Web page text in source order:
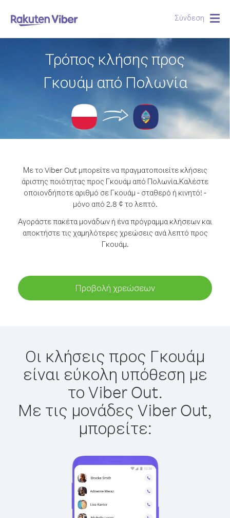
Σύνδεση
Τρόπος κλήσης προς
Γκουάμ από Πολωνία
Με το Viber Out μπορείτε να πραγματοποιείτε κλήσεις
άριστης ποιότητας προς Γκουάμ από Πολωνία.Καλέστε
οποιονδήποτε αριθμό σε Γκουάμ - σταθερό ή κινητό! -
μόνο από 2.8 ¢ το λεπτό.
Αγοράστε πακέτα μονάδων ή ένα πρόγραμμα κλήσεων και
αποκτήστε τις χαμηλότερες χρεώσεις ανά λεπτό προς
Γκουάμ.
Προβολή χρεώσεων
Οι κλήσεις προς Γκουάμ
είναι εύκολη υπόθεση με
το Viber Out.
Με τις μονάδες Viber Out,
μπορείτε: